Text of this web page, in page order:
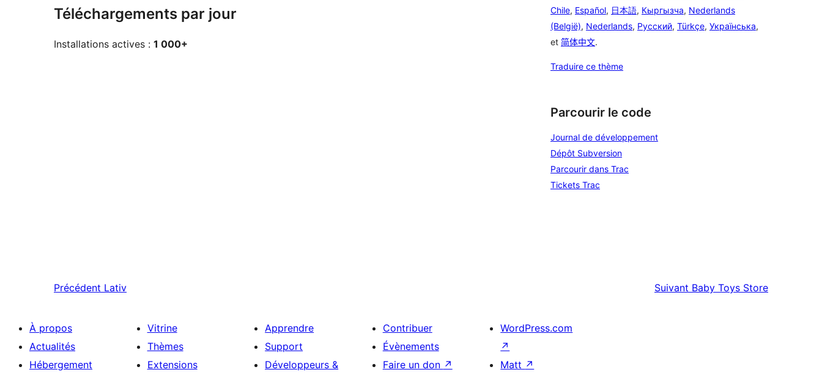
Téléchargements par jour
Installations actives : 1 000+
Chile, Español, 日本語, Кыргызча, Nederlands
(België), Nederlands, Русский, Türkçe, Українська,
et 简体中文.
Traduire ce thème
Parcourir le code
Journal de développement
Dépôt Subversion
Parcourir dans Trac
Tickets Trac
Précédent Lativ Suivant Baby Toys Store
À propos
Actualités
Hébergement
Vitrine
Thèmes
Extensions
Apprendre
Support
Développeurs &
Contribuer
Évènements
Faire un don ↗
WordPress.com
↗
Matt ↗